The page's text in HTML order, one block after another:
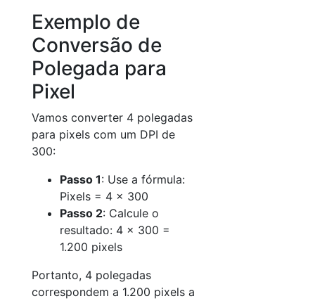
Exemplo de
Conversão de
Polegada para
Pixel
Vamos converter 4 polegadas
para pixels com um DPI de
300:
Passo 1: Use a fórmula:
Pixels = 4 × 300
Passo 2: Calcule o
resultado: 4 × 300 =
1.200 pixels
Portanto, 4 polegadas
correspondem a 1.200 pixels a